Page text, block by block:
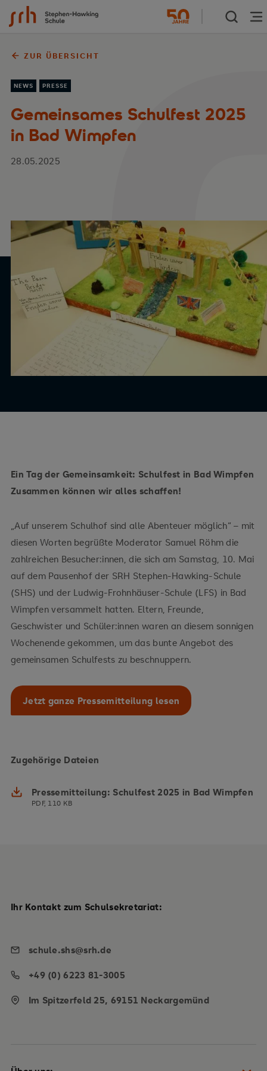
Zum Inhalt springen
ZUR ÜBERSICHT
NEWS PRESSE
Gemeinsames Schulfest 2025
in Bad Wimpfen
28.05.2025
Ein Tag der Gemeinsamkeit: Schulfest in Bad Wimpfen
Zusammen können wir alles schaffen!
„Auf unserem Schulhof sind alle Abenteuer möglich“ – mit
diesen Worten begrüßte Moderator Samuel Röhm die
zahlreichen Besucher:innen, die sich am Samstag, 10. Mai
auf dem Pausenhof der SRH Stephen-Hawking-Schule
(SHS) und der Ludwig-Frohnhäuser-Schule (LFS) in Bad
Wimpfen versammelt hatten. Eltern, Freunde,
Geschwister und Schüler:innen waren an diesem sonnigen
Wochenende gekommen, um das bunte Angebot des
gemeinsamen Schulfests zu beschnuppern.
Jetzt ganze Pressemitteilung lesen
Zugehörige Dateien
Pressemitteilung: Schulfest 2025 in Bad Wimpfen
PDF, 110 KB
Ihr Kontakt zum Schulsekretariat:
schule.shs@srh.de
+49 (0) 6223 81-3005
Im Spitzerfeld 25, 69151 Neckargemünd